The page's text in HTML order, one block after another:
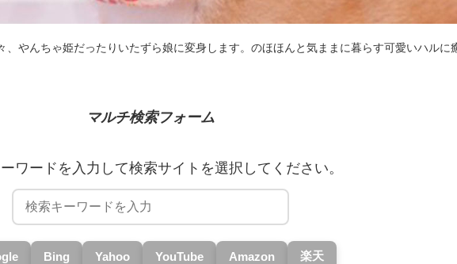
やんちゃ姫だったりいたずら娘に変身します。のほほんと気ままに暮らす可愛いハルに
マルチ検索フォーム
ワードを入力して検索サイトを選択してください。
Bing Yahoo YouTube Amazon 楽天